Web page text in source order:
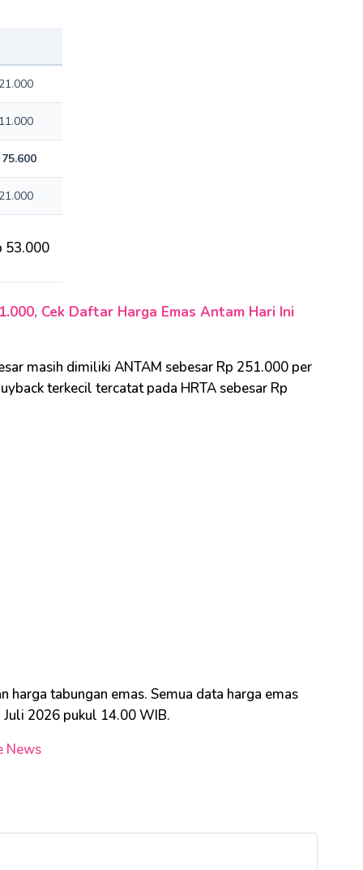
53.000
Cek Daftar Harga Emas Antam Hari Ini
masih dimiliki ANTAM sebesar Rp 251.000 per
terkecil tercatat pada HRTA sebesar Rp
harga tabungan emas. Semua data harga emas
2026 pukul 14.00 WIB.
News